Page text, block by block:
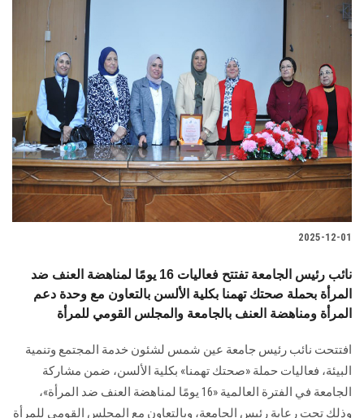
2025-12-01
نائب رئيس الجامعة تفتتح فعاليات 16 يومًا لمناهضة العنف ضد
المرأة بحملة صحتك تهمنا بكلية الألسن بالتعاون مع وحدة دعم
المرأة ومناهضة العنف بالجامعة والمجلس القومي للمرأة
افتتحت نائب رئيس جامعة عين شمس لشئون خدمة المجتمع وتنمية
البيئة، فعاليات حملة «صحتك تهمنا» بكلية الألسن، ضمن مشاركة
الجامعة في الفترة العالمية «16 يومًا لمناهضة العنف ضد المرأة»،
وذلك تحت رعاية رئيس الجامعة، وبالتعاون مع المجلس القومي للمرأة